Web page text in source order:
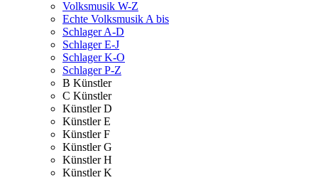
Volksmusik W-Z
Echte Volksmusik A bis
Schlager A-D
Schlager E-J
Schlager K-O
Schlager P-Z
B Künstler
C Künstler
Künstler D
Künstler E
Künstler F
Künstler G
Künstler H
Künstler K